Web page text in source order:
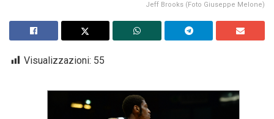
Jeff Brooks (Foto Giuseppe Melone)
Visualizzazioni: 55